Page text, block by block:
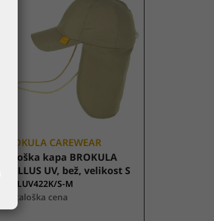
BROKULA CAREWEAR
Otroška kapa BROKULA
MOLLUS UV, bež, velikost S
BRKLUV422K/S-M
*kataloška cena